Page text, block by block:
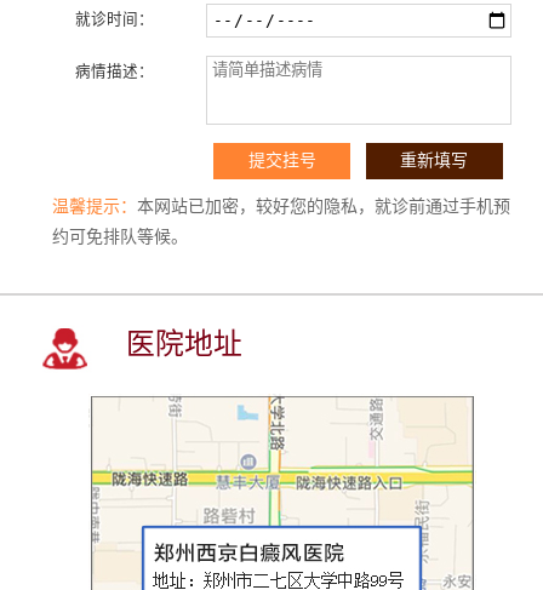
就诊时间：
病情描述：
温馨提示：本网站已加密，较好您的隐私，就诊前通过手机预
约可免排队等候。
医院地址